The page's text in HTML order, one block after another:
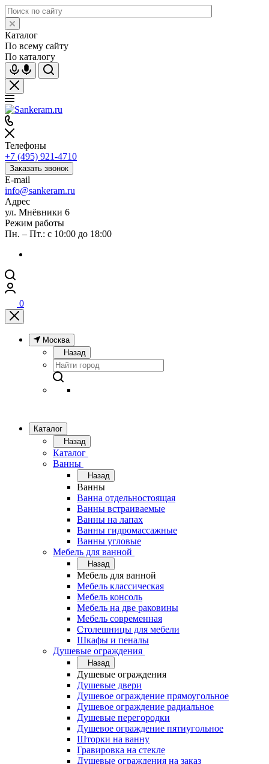
Каталог
По всему сайту
По каталогу
Телефоны
+7 (495) 921-4710
Заказать звонок
E-mail
info@sankeram.ru
Адрес
ул. Мнёвники 6
Режим работы
Пн. – Пт.: с 10:00 до 18:00
0
Москва
Назад
Каталог
Назад
Каталог
Ванны
Назад
Ванны
Ванна отдельностоящая
Ванны встраиваемые
Ванны на лапах
Ванны гидромассажные
Ванны угловые
Мебель для ванной
Назад
Мебель для ванной
Мебель классическая
Мебель консоль
Мебель на две раковины
Мебель современная
Столешницы для мебели
Шкафы и пеналы
Душевые ограждения
Назад
Душевые ограждения
Душевые двери
Душевое ограждение прямоугольное
Душевое ограждение радиальное
Душевые перегородки
Душевое ограждение пятиугольное
Шторки на ванну
Гравировка на стекле
Душевые ограждения на заказ